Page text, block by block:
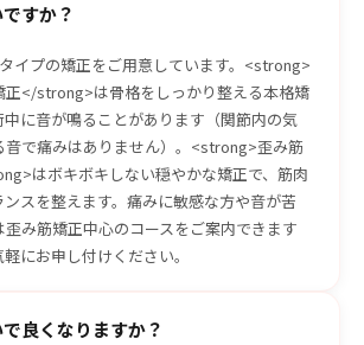
すか？
イプの矯正をご用意しています。<strong>
正</strong>は骨格をしっかり整える本格矯
中に音が鳴ることがあります（関節内の気
音で痛みはありません）。<strong>歪み筋
はボキボキしない穏やかな矯正で、筋肉
ンスを整えます。痛みに敏感な方や音が苦
歪み筋矯正中心のコースをご案内できます
にお申し付けください。
良くなりますか？